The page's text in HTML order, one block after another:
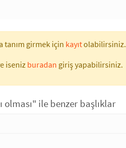
tanım girmek için kayıtolabilirsiniz.
iseniz buradan giriş yapabilirsiniz.
olması" ile benzer başlıklar